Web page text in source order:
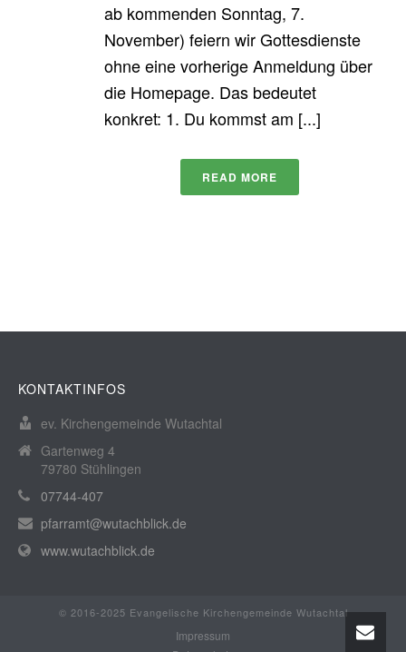
ab kommenden Sonntag, 7.
November) feiern wir Gottesdienste
ohne eine vorherige Anmeldung über
die Homepage. Das bedeutet
konkret: 1. Du kommst am [...]
READ MORE
KONTAKTINFOS
ev. Kirchengemeinde Wutachtal
Gartenweg 4
79780 Stühlingen
07744-407
pfarramt@wutachblick.de
www.wutachblick.de
© 2016-2025 Evangelische Kirchengemeinde Wutachtal
Impressum